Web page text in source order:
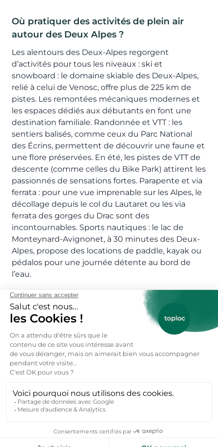
Où pratiquer des activités de plein air
autour des Deux Alpes ?
Les alentours des Deux-Alpes regorgent
d’activités pour tous les niveaux : ski et
snowboard : le domaine skiable des Deux-Alpes,
relié à celui de Venosc, offre plus de 225 km de
pistes. Les remontées mécaniques modernes et
les espaces dédiés aux débutants en font une
destination familiale. Randonnée et VTT : les
sentiers balisés, comme ceux du Parc National
des Écrins, permettent de découvrir une faune et
une flore préservées. En été, les pistes de VTT de
descente (comme celles du Bike Park) attirent les
passionnés de sensations fortes. Parapente et via
ferrata : pour une vue imprenable sur les Alpes, le
décollage depuis le col du Lautaret ou les via
ferrata des gorges du Drac sont des
incontournables. Sports nautiques : le lac de
Monteynard-Avignonet, à 30 minutes des Deux-
Alpes, propose des locations de paddle, kayak ou
pédalos pour une journée détente au bord de
l’eau.
Où réserver des locations d’appartements
montagne Les Deux Alpes ?
Sur Toploc, explorez une sélection
d’appartements montagne à louer aux Deux
Alpes :
Appartement à Alpe d’Huez
ensoleillé et un domaine skiable réputé,
Appartement à Val d’Isère, pour une ambiance chic
et un accès à l’Espace Killy,
de soleil et de neige,